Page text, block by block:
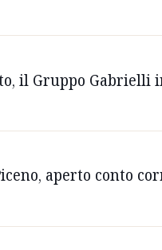
il Gruppo Gabrielli
aperto conto